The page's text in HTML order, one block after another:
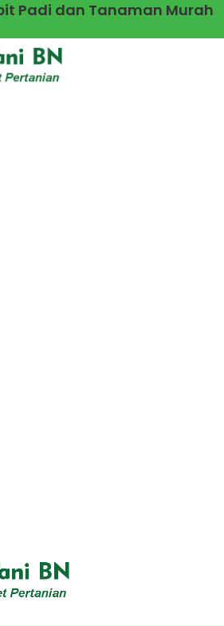
Padi dan Tanaman Murah